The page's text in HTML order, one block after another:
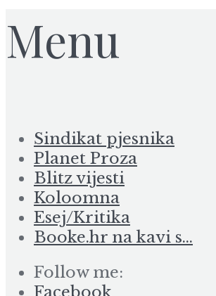
Menu
Sindikat pjesnika
Planet Proza
Blitz vijesti
Koloomna
Esej/Kritika
Booke.hr na kavi s…
Follow me: